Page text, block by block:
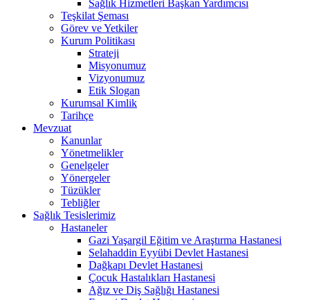
Sağlık Hizmetleri Başkan Yardımcısı
Teşkilat Şeması
Görev ve Yetkiler
Kurum Politikası
Strateji
Misyonumuz
Vizyonumuz
Etik Slogan
Kurumsal Kimlik
Tarihçe
Mevzuat
Kanunlar
Yönetmelikler
Genelgeler
Yönergeler
Tüzükler
Tebliğler
Sağlık Tesislerimiz
Hastaneler
Gazi Yaşargil Eğitim ve Araştırma Hastanesi
Selahaddin Eyyübi Devlet Hastanesi
Dağkapı Devlet Hastanesi
Çocuk Hastalıkları Hastanesi
Ağız ve Diş Sağlığı Hastanesi